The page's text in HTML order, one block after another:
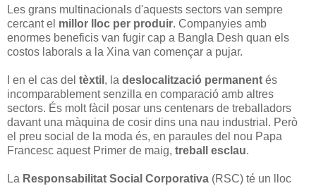
Les grans multinacionals d'aquests sectors van sempre
cercant el millor lloc per produir. Companyies amb
enormes beneficis van fugir cap a Bangla Desh quan els
costos laborals a la Xina van començar a pujar.
I en el cas del tèxtil , la deslocalització permanent és
incomparablement senzilla en comparació amb altres
sectors. És molt fàcil posar uns centenars de treballadors
davant una màquina de cosir dins una nau industrial. Però
el preu social de la moda és, en paraules del nou Papa
Francesc aquest Primer de maig, treball esclau.
La Responsabilitat Social Corporativa (RSC) té un lloc